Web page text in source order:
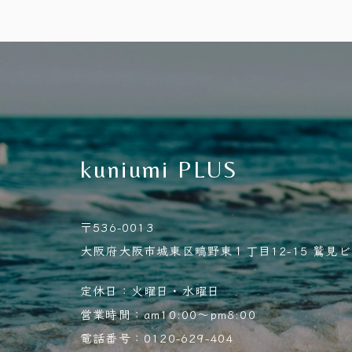
kuniumi PLUS
〒536-0013
大阪府大阪市城東区鴫野東１丁目12-15 鷲見
定休日：火曜日・水曜日
営業時間：am10:00～pm8:00
電話番号：0120-629-404